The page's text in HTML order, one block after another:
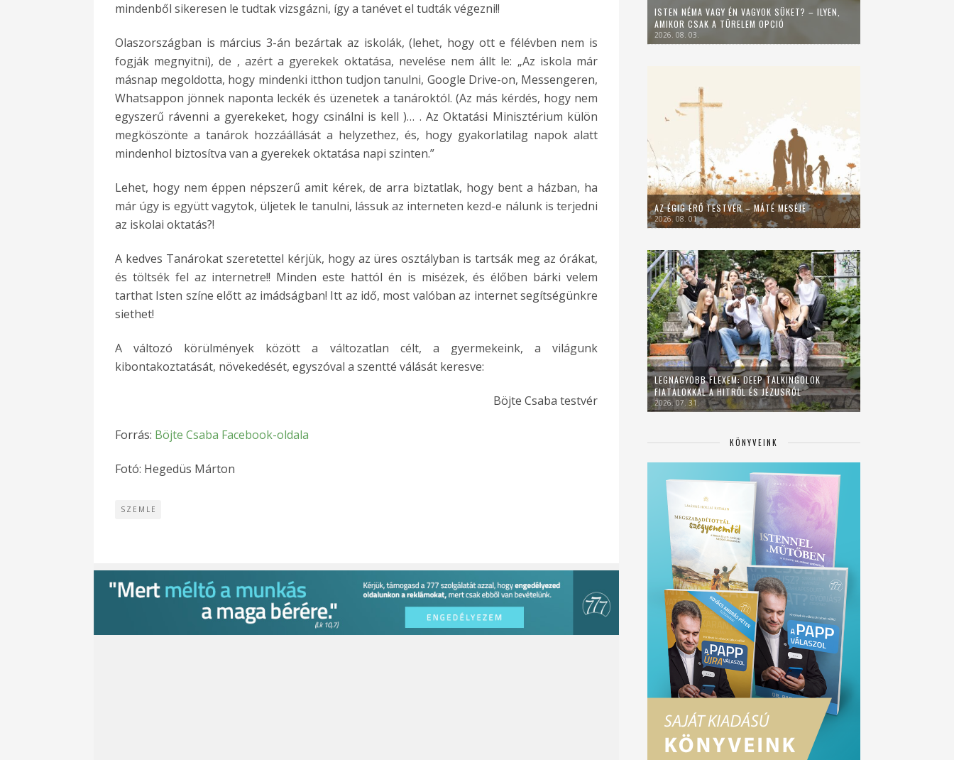
mindenből sikeresen le tudtak vizsgázni, így a tanévet el tudták végezni!!
Olaszországban is március 3-án bezártak az iskolák, (lehet, hogy ott e félévben nem is
fogják megnyitni), de , azért a gyerekek oktatása, nevelése nem állt le: „Az iskola már
másnap megoldotta, hogy mindenki itthon tudjon tanulni, Google Drive-on, Messengeren,
Whatsappon jönnek naponta leckék és üzenetek a tanároktól. (Az más kérdés, hogy nem
egyszerű rávenni a gyerekeket, hogy csinálni is kell )… . Az Oktatási Minisztérium külön
megköszönte a tanárok hozzáállását a helyzethez, és, hogy gyakorlatilag napok alatt
mindenhol biztosítva van a gyerekek oktatása napi szinten.”
Lehet, hogy nem éppen népszerű amit kérek, de arra biztatlak, hogy bent a házban, ha
már úgy is együtt vagytok, üljetek le tanulni, lássuk az interneten kezd-e nálunk is terjedni
az iskolai oktatás?!
A kedves Tanárokat szeretettel kérjük, hogy az üres osztályban is tartsák meg az órákat,
és töltsék fel az internetre!! Minden este hattól én is misézek, és élőben bárki velem
tarthat Isten színe előtt az imádságban! Itt az idő, most valóban az internet segítségünkre
siethet!
A változó körülmények között a változatlan célt, a gyermekeink, a világunk
kibontakoztatását, növekedését, egyszóval a szentté válását keresve:
Böjte Csaba testvér
Forrás: Böjte Csaba Facebook-oldala
Fotó: Hegedüs Márton
SZEMLE
ISTEN NÉMA VAGY ÉN VAGYOK SÜKET? – ILYEN,
AMIKOR CSAK A TÜRELEM OPCIÓ
2026. 08. 03.
AZ ÉGIG ÉRŐ TESTVÉR – MÁTÉ MESÉJE
2026. 08. 01.
LEGNAGYOBB FLEXEM: DEEP TALKINGOLOK
FIATALOKKAL A HITRŐL ÉS JÉZUSRÓL
2026. 07. 31.
KÖNYVEINK